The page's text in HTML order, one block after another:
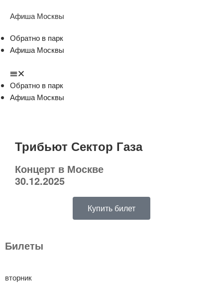
Афиша Москвы
Обратно в парк
Афиша Москвы
Обратно в парк
Афиша Москвы
Трибьют Сектор Газа
Концерт в Москве
30.12.2025
Купить билет
Билеты
вторник